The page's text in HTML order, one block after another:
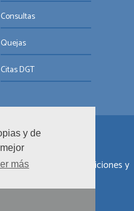
y de
más
Consultas
Quejas
Citas DGT
|Términos y condiciones y
y cookies